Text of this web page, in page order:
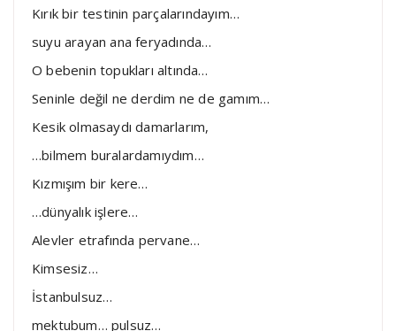
Kırık bir testinin parçalarındayım…
suyu arayan ana feryadında…
O bebenin topukları altında…
Seninle değil ne derdim ne de gamım…
Kesik olmasaydı damarlarım,
…bilmem buralardamıydım…
Kızmışım bir kere…
…dünyalık işlere…
Alevler etrafında pervane…
Kimsesiz…
İstanbulsuz…
mektubum… pulsuz…